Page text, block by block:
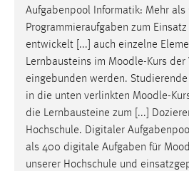
Aufgabenpool Informatik: Mehr
Programmieraufgaben zum Einsatz
entwickelt [...] auch einzelne
Lernbausteins im Moodle-Kurs der
eingebunden werden.
in die unten verlinkten Moodle-
die Lernbausteine zum [...]
Hochschule. Digitaler
als 400 digitale Aufgaben für
unserer Hochschule und